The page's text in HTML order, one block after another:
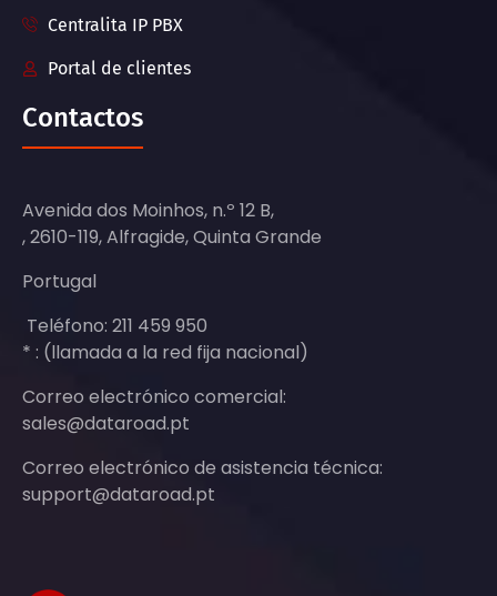
Centralita IP PBX
Portal de clientes
Contactos
Avenida dos Moinhos, n.º 12 B,
, 2610-119, Alfragide, Quinta Grande
Portugal
Teléfono: 211 459 950
* : (llamada a la red fija nacional)
Correo electrónico comercial:
sales@dataroad.pt
Correo electrónico de asistencia técnica:
support@dataroad.pt